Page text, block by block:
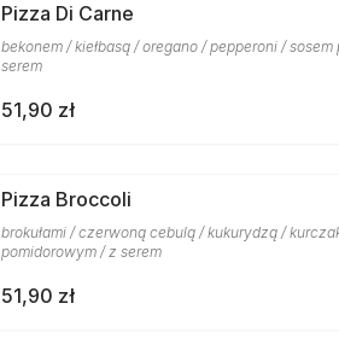
Pizza Di Carne
bekonem / kiełbasą / oregano / pepperoni /
serem
51,90 zł
Pizza Broccoli
brokułami / czerwoną cebulą / kukurydzą /
pomidorowym / z serem
51,90 zł